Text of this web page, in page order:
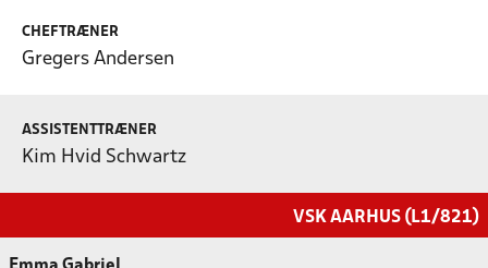
CHEFTRÆNER
Gregers Andersen
ASSISTENTTRÆNER
Kim Hvid Schwartz
VSK AARHUS (L1/821)